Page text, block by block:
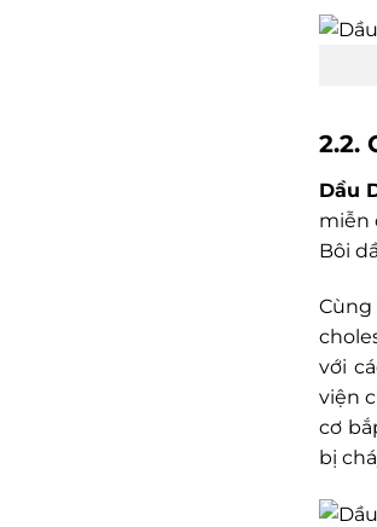
2.2.
Dầu
miễn
Bôi
Cùng
với
viện
cơ
bị